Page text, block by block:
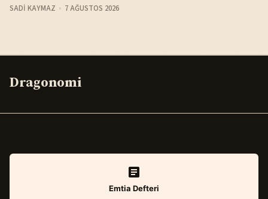
SADI KAYMAZ 7 AĞUSTOS 2026
Dragonomi
Emtia Defteri